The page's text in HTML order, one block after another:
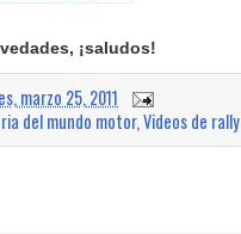
¡saludos!
marzo 25, 2011
del mundo motor,Videos de rally